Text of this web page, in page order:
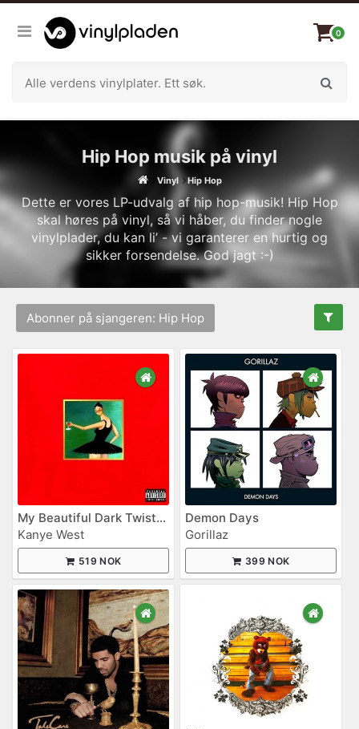
0
Hip Hop musik på vinyl
Vinyl Hip Hop
Dette er vores LP-udvalg af hip hop-musik! Hip Hop
skal høres på vinyl, så vi håber, du finder nogle
vinylplader, du kan li’ - vi garanterer en hurtig og
sikker forsendelse. God jagt :-)
Abonner på sjangeren: Hip Hop
My Beautiful Dark Twisted Fantasy
Kanye West
519 NOK
Demon Days
Gorillaz
399 NOK